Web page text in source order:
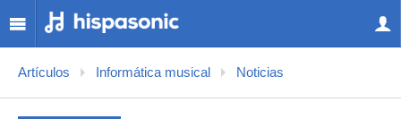
Artículos Informática musical Noticias